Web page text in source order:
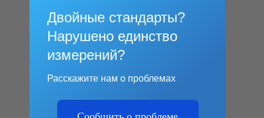
Двойные стандарты?
Нарушено единство
измерений?
Расскажите нам о проблемах